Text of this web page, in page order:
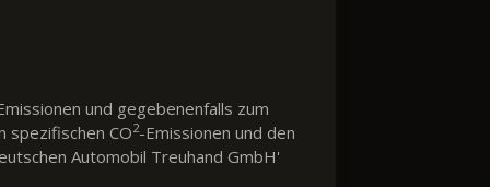
und gegebenenfalls zum
spezifischen CO2-Emissionen und den
Automobil Treuhand GmbH'